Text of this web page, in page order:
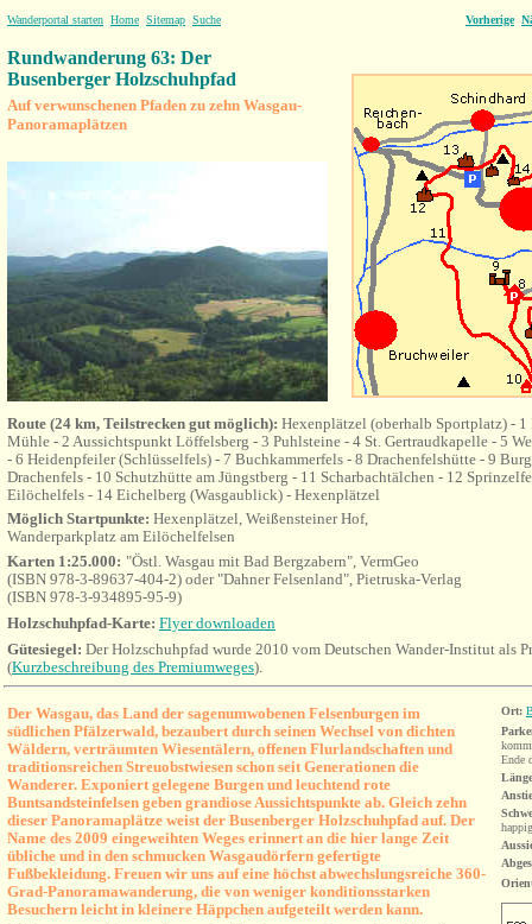
Wanderportal starten Home Sitemap Suche Vorherige
Rundwanderung 63: Der
Busenberger Holzschuhpfad
Auf verwunschenen Pfaden zu zehn Wasgau-
Panoramaplätzen
Route (24 km, Teilstrecken gut möglich): Hexenplätzel (oberhalb Sportplatz) - 1
Mühle - 2 Aussichtspunkt Löffelsberg - 3 Puhlsteine - 4 St. Gertraudkapelle - 5
- 6 Heidenpfeiler (Schlüsselfels) - 7 Buchkammerfels - 8 Drachenfelshütte - 9
Drachenfels - 10 Schutzhütte am Jüngstberg - 11 Scharbachtälchen - 12
Eilöchelfels - 14 Eichelberg (Wasgaublick) - Hexenplätzel
Möglich Startpunkte: Hexenplätzel, Weißensteiner Hof,
Wanderparkplatz am Eilöchelfelsen
Karten 1:25.000: "Östl. Wasgau mit Bad Bergzabern", VermGeo
(ISBN 978-3-89637-404-2) oder "Dahner Felsenland", Pietruska-Verlag
(ISBN 978-3-934895-95-9)
Holzschuhpfad-Karte: Flyer downloaden
Gütesiegel: Der Holzschuhpfad wurde 2010 vom Deutschen Wander-Institut als
(Kurzbeschreibung des Premiumweges).
Der Wasgau, das Land der sagenumwobenen Felsenburgen im
südlichen Pfälzerwald, bezaubert durch seinen Wechsel von dichten
Wäldern, verträumten Wiesentälern, offenen Flurlandschaften und
traditionsreichen Streuobstwiesen schon seit Generationen die
Wanderer. Exponiert gelegene Burgen und leuchtend rote
Buntsandsteinfelsen geben grandiose Aussichtspunkte ab. Gleich zehn
dieser Panoramaplätze weist der Busenberger Holzschuhpfad auf. Der
Name des 2009 eingeweihten Weges erinnert an die hier lange Zeit
übliche und in den schmucken Wasgaudörfern gefertigte
Fußbekleidung. Freuen wir uns auf eine höchst abwechslungsreiche 360-
Grad-Panoramawanderung, die von weniger konditionsstarken
Besuchern leicht in kleinere Häppchen aufgeteilt werden kann.
Ort:
Ende
happig